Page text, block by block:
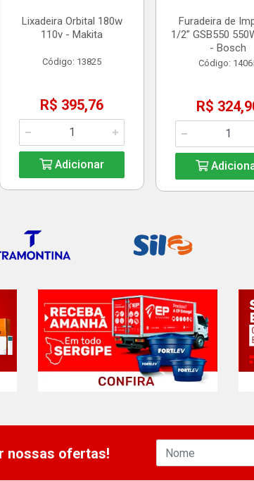
Lixadeira Orbital 180w
110v - Makita
Código: 13825
R$ 395,76
Adicionar
Furadeira de
1/2” GSB550
- Bosch
Código:
R$
nossas ofertas!